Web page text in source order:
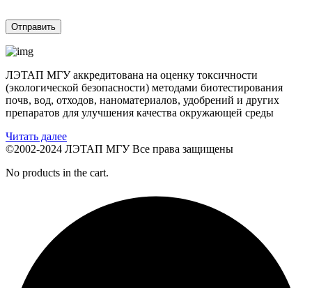
ЛЭТАП МГУ аккредитована на оценку токсичности
(экологической безопасности) методами биотестирования
почв, вод, отходов, наноматериалов, удобрений и других
препаратов для улучшения качества окружающей среды
Читать далее
©2002-2024 ЛЭТАП МГУ Все права защищены
No products in the cart.